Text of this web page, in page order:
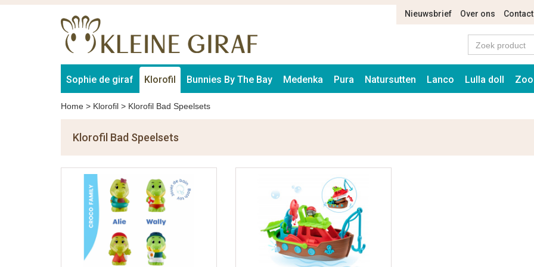
Nieuwsbrief Over ons Contact
Sophie de giraf Klorofil Bunnies By The Bay Medenka Pura Natursutten Lanco Lulla doll
Home > Klorofil > Klorofil Bad Speelsets
Klorofil Bad Speelsets